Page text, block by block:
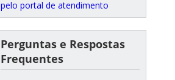
pelo portal de atendimento
Perguntas e Respostas
Frequentes